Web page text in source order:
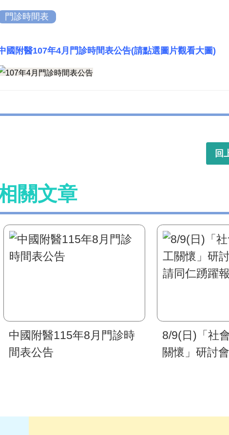
門診時間表
國附醫107年4月門診時間表公告(請點選圖片觀看大圖)
回
關文章
中國附醫115年8月門診時
間表公告
8/9(日)「社
關懷」研討